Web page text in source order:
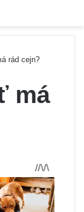
rád cejn?
má